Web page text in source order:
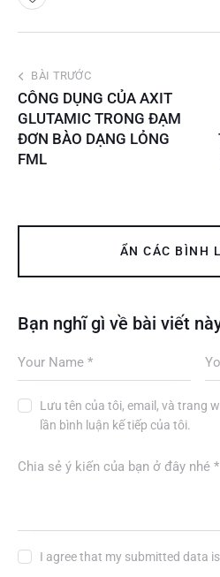
BÀI TRƯỚC
CÔNG DỤNG CỦA AXIT
GLUTAMIC TRONG ĐẠM
ĐƠN BÀO DẠNG LỎNG
FML
ẨN CÁC BÌNH
Bạn nghĩ gì về bài viết
Lưu tên của tôi, email, và trang
lần bình luận kế tiếp của tôi.
I agree that my submitted data